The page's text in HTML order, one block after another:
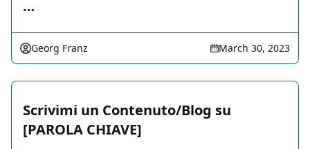
…
Georg Franz March 30, 2023
Scrivimi un Contenuto/Blog su
[PAROLA CHIAVE]